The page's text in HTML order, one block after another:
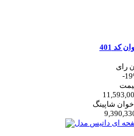
کد 401
رای
-